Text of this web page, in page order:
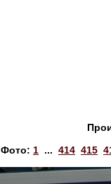
Фото: 1 ... 414 415